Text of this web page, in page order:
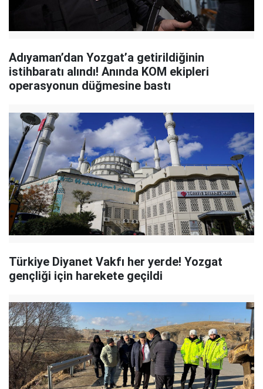
Adıyaman’dan Yozgat’a getirildiğinin
istihbaratı alındı! Anında KOM ekipleri
operasyonun düğmesine bastı
Türkiye Diyanet Vakfı her yerde! Yozgat
gençliği için harekete geçildi